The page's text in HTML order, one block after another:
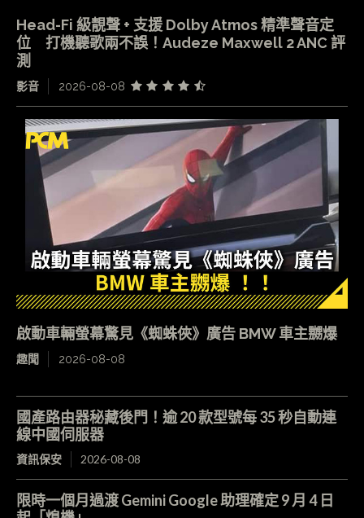
Head-Fi 級靚聲 + 支援 Dolby Atmos 精準聲音定
位 打機聽歌兩不誤！Audeze Maxwell 2 ANC 評
測
影音 2026-08-08
啟動車輛螢幕驚見《蜘蛛俠》廣告 BMW 車主嬲爆
趣聞 2026-08-08
國產路由器秘藏後門！逾 20 款型號每 35 秒自動連
線中國伺服器
資訊保安 2026-08-08
限時一個月過渡 Gemini Google 助理確定 9 月 4 日